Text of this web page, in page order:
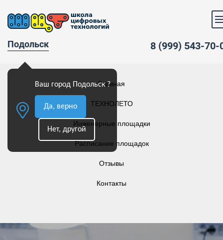
Подольск
Ваш город Подольск ?
Да, верно
Нет, другой
8 (999) 543-70-
Главная
ТЕХНОЛЕТО
Инженерные площадки
Расписание площадок
Отзывы
Контакты